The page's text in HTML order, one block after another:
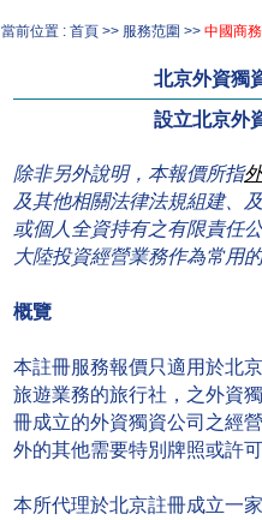
當前位置 : 首頁 >> 服務范圍 >> 中國商
北京外資獨
設立北京外
除非另外說明，本報價所指
及其他相關法律法規組建、
或個人全資持有之有限責任
大陸投資經營業務作為常用
概覽
本註冊服務報價只適用於北
旅遊業務的旅行社，之外資
冊成立的外資獨資公司之經
外的其他需要特別牌照或許
本所代理於北京註冊成立一